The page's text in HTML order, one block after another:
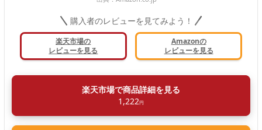
購入者のレビューを見てみよう！
楽天市場の
レビューを見る
Amazonの
レビューを見る
楽天市場で商品詳細を見る
1,222円